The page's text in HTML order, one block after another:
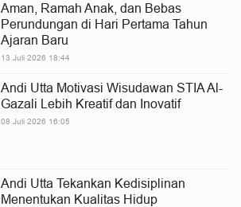
Aman, Ramah Anak, dan Bebas
Perundungan di Hari Pertama Tahun
Ajaran Baru
13 Juli 2026 18:44
Andi Utta Motivasi Wisudawan STIA Al-
Gazali Lebih Kreatif dan Inovatif
08 Juli 2026 16:05
Andi Utta Tekankan Kedisiplinan
Menentukan Kualitas Hidup